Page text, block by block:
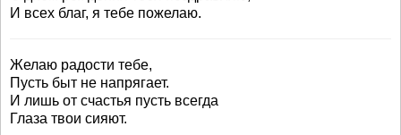
И всех благ, я тебе пожелаю.
Желаю радости тебе,
Пусть быт не напрягает.
И лишь от счастья пусть всегда
Глаза твои сияют.